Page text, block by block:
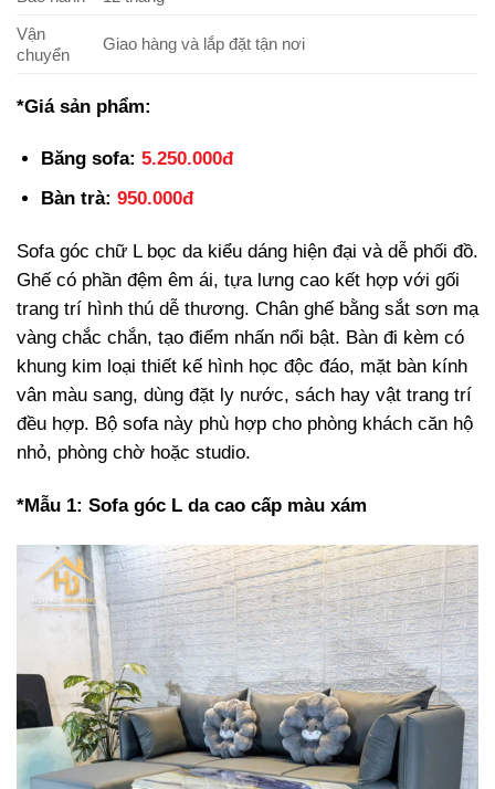
Vận
chuyển
Giao hàng và lắp đặt tận nơi
*Giá sản phẩm:
Băng sofa: 5.250.000đ
Bàn trà: 950.000đ
Sofa góc chữ L bọc da kiểu dáng hiện đại và dễ phối đồ.
Ghế có phần đệm êm ái, tựa lưng cao kết hợp với gối
trang trí hình thú dễ thương. Chân ghế bằng sắt sơn mạ
vàng chắc chắn, tạo điểm nhấn nổi bật. Bàn đi kèm có
khung kim loại thiết kế hình học độc đáo, mặt bàn kính
vân màu sang, dùng đặt ly nước, sách hay vật trang trí
đều hợp. Bộ sofa này phù hợp cho phòng khách căn hộ
nhỏ, phòng chờ hoặc studio.
*Mẫu 1: Sofa góc L da cao cấp màu xám